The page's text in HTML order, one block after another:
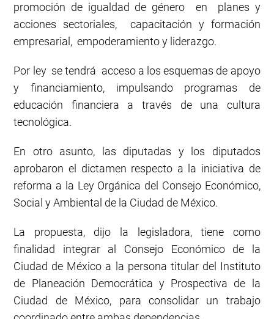
promoción de igualdad de género en planes y
acciones sectoriales, capacitación y formación
empresarial, empoderamiento y liderazgo.
Por ley se tendrá acceso a los esquemas de apoyo
y financiamiento, impulsando programas de
educación financiera a través de una cultura
tecnológica.
En otro asunto, las diputadas y los diputados
aprobaron el dictamen respecto a la iniciativa de
reforma a la Ley Orgánica del Consejo Económico,
Social y Ambiental de la Ciudad de México.
La propuesta, dijo la legisladora, tiene como
finalidad integrar al Consejo Económico de la
Ciudad de México a la persona titular del Instituto
de Planeación Democrática y Prospectiva de la
Ciudad de México, para consolidar un trabajo